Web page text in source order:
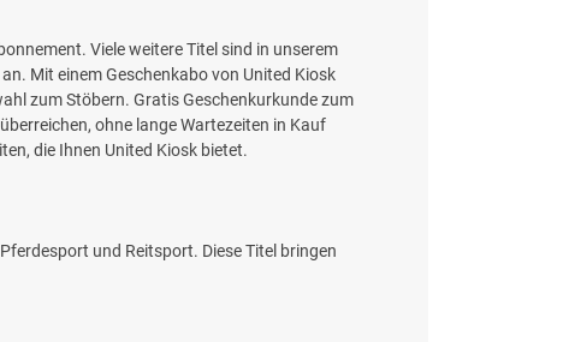
Viele weitere Titel sind in unserem
Mit einem Geschenkabo von United Kiosk
zum Stöbern. Gratis Geschenkurkunde zum
ohne lange Wartezeiten in Kauf
die Ihnen United Kiosk bietet.
und Reitsport. Diese Titel bringen